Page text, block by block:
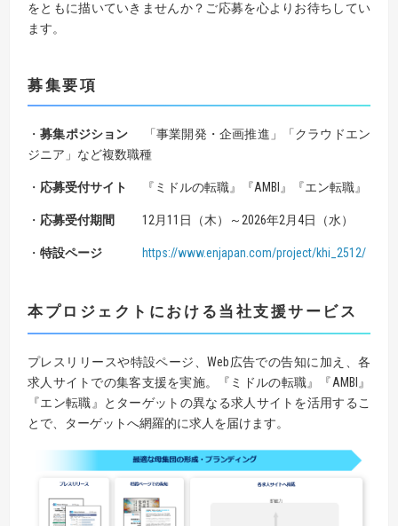
をともに描いていきませんか？ご応募を心よりお待ちしてい
ます。
募集要項
・募集ポジション
「事業開発・企画推進」「クラウドエン
ジニア」など複数職種
・ 応募受付サイト 『ミドルの転職』『AMBI』『エン転職』
・ 応募受付期間 12月11日（木）～2026年2月4日（水）
・ 特設ページ https://www.enjapan.com/project/khi_2512/
本プロジェクトにおける当社支援サービス
プレスリリースや特設ページ、Web広告での告知に加え、各
求人サイトでの集客支援を実施。『ミドルの転職』『AMBI』
『エン転職』とターゲットの異なる求人サイトを活用するこ
とで、ターゲットへ網羅的に求人を届けます。